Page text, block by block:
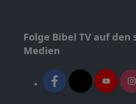
Folge Bibel TV auf den
Medien